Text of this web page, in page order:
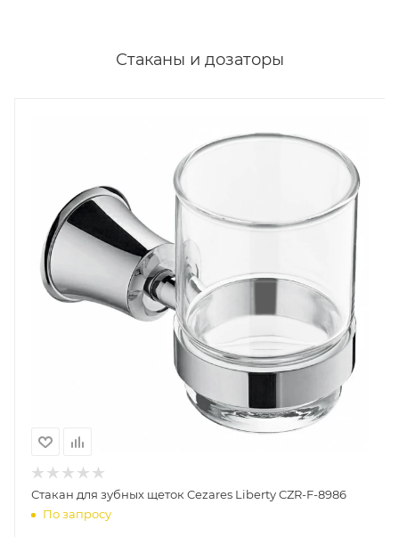
Стаканы и дозаторы
Стакан для зубных щеток Cezares Liberty CZR-F-8986
По запросу